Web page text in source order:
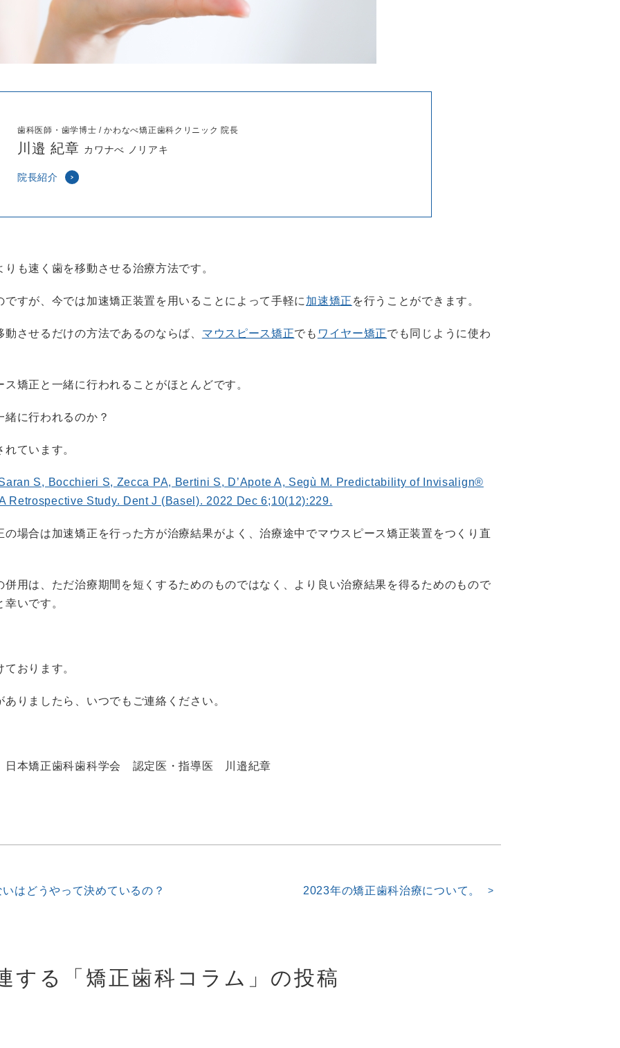
歯科医師・歯学博士 / かわなべ矯正歯科クリニック 院長
川邉 紀章 カワナべ ノリアキ
院長紹介
も速く歯を移動させる治療方法です。
すが、今では加速矯正装置を用いることによって手軽に 加速矯正 を行うことができます。
させるだけの方法であるのならば、 マウスピース矯正でも ワイヤー矯正でも同じように使わ
矯正と一緒に行われることがほとんどです。
に行われるのか？
ています。
S, Bocchieri S, Zecca PA, Bertini S, D’Apote A, Segù M. Predictability of Invisalign®
Retrospective Study. Dent J (Basel). 2022 Dec 6;10(12):229.
場合は加速矯正を行った方が治療結果がよく、治療途中でマウスピース矯正装置をつくり直
用は、ただ治療期間を短くするためのものではなく、より良い治療結果を得るためのもので
いです。
おります。
りましたら、いつでもご連絡ください。
本矯正歯科歯科学会 認定医・指導医 川邉紀章
はどうやって決めているの？ 2023年の矯正歯科治療について。
する「矯正歯科コラム」の投稿